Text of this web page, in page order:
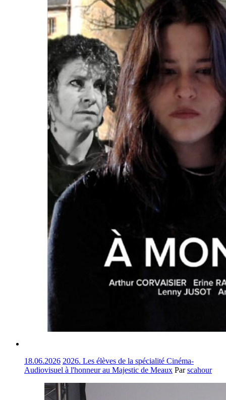
18.06.2026 2026. Les élèves de la spécialité Cinéma-
Audiovisuel à l'honneur au Majestic de Meaux Parscahour